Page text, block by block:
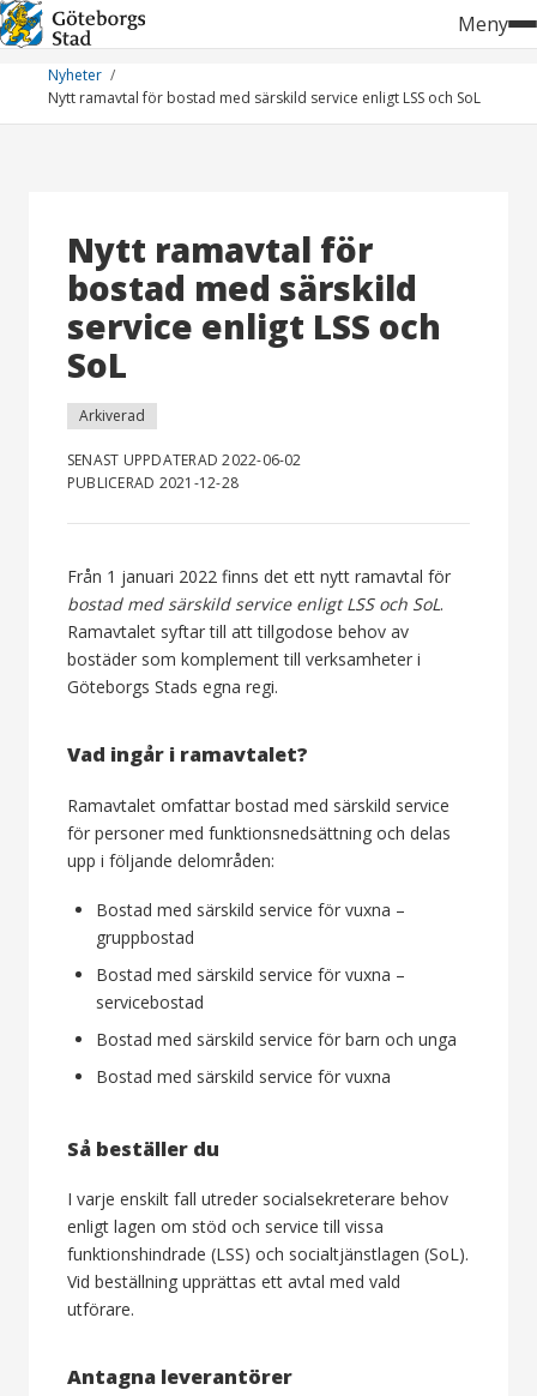
Hoppa
till
innehåll
Meny
Nyheter
Nytt ramavtal för bostad med särskild service enligt LSS och SoL
Nytt ramavtal för
bostad med särskild
service enligt LSS och
SoL
Arkiverad
SENAST UPPDATERAD 2022-06-02
PUBLICERAD 2021-12-28
Från 1 januari 2022 finns det ett nytt ramavtal för
bostad med särskild service enligt LSS och SoL.
Ramavtalet syftar till att tillgodose behov av
bostäder som komplement till verksamheter i
Göteborgs Stads egna regi.
Vad ingår i ramavtalet?
Ramavtalet omfattar bostad med särskild service
för personer med funktionsnedsättning och delas
upp i följande delområden:
Bostad med särskild service för vuxna –
gruppbostad
Bostad med särskild service för vuxna –
servicebostad
Bostad med särskild service för barn och unga
Bostad med särskild service för vuxna
Så beställer du
I varje enskilt fall utreder socialsekreterare behov
enligt lagen om stöd och service till vissa
funktionshindrade (LSS) och socialtjänstlagen (SoL).
Vid beställning upprättas ett avtal med vald
utförare.
Antagna leverantörer